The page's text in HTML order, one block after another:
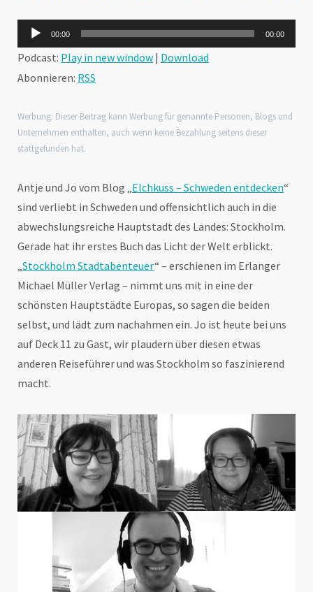
Audio-
Player
00:00 00:00
Podcast: Play in new window | Download
Abonnieren: RSS
Werbung: Dieser Beitrag kann Werbung für genannte Personen, Blogs und
Unternehmen enthalten, auch wenn keine Bezahlung seitens dieser
stattgefunden hat.
Antje und Jo vom Blog „Elchkuss – Schweden entdecken“
sind verliebt in Schweden und offensichtlich auch in die
abwechslungsreiche Hauptstadt des Landes: Stockholm.
Gerade hat ihr erstes Buch das Licht der Welt erblickt.
„Stockholm Stadtabenteuer“ – erschienen im Erlanger
Michael Müller Verlag – nimmt uns mit in eine der
schönsten Hauptstädte Europas, so sagen die beiden
selbst, und lädt zum nachahmen ein. Jo ist heute bei uns
auf Deck 11 zu Gast, wir plaudern über diesen etwas
anderen Reiseführer und was Stockholm so faszinierend
macht.